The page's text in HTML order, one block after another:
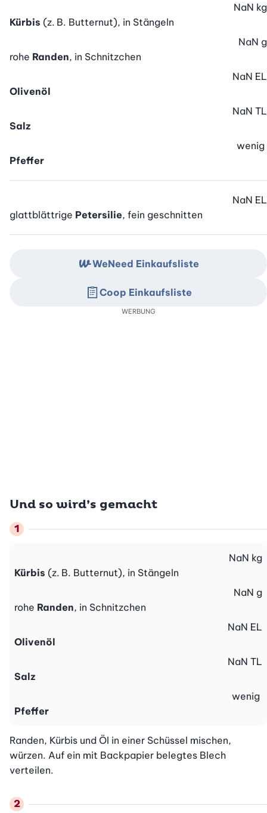
Kürbis (z. B. Butternut), in Stängeln
NaN kg
rohe Randen, in Schnitzchen
NaN g
Olivenöl
NaN EL
Salz
NaN TL
Pfeffer
wenig
glattblättrige Petersilie, fein geschnitten
NaN EL
Und so wird’s gemacht
Kürbis (z. B. Butternut), in Stängeln
NaN kg
rohe Randen, in Schnitzchen
NaN g
Olivenöl
NaN EL
Salz
NaN TL
Pfeffer
wenig
Randen, Kürbis und Öl in einer Schüssel mischen,
würzen. Auf ein mit Backpapier belegtes Blech
verteilen.
WeNeed Einkaufsliste
Coop Einkaufsliste
WERBUNG